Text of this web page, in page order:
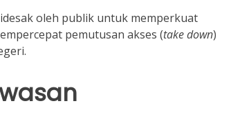
oleh publik untuk memperkuat
pemutusan akses (take down)